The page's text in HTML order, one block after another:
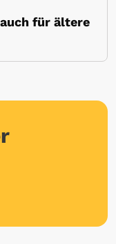
für ältere